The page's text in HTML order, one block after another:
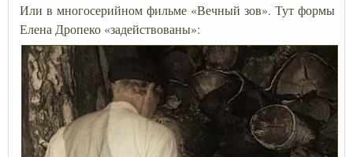
Или в многосерийном фильме «Вечный зов». Тут формы
Елена Дропеко «задействованы»: